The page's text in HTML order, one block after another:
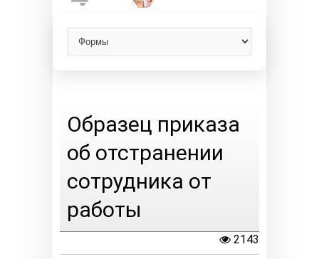
Образец приказа
об отстранении
сотрудника от
работы
2143